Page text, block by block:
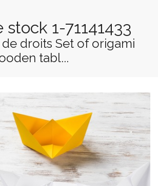
stock 1-71141433
droits Set of origami
tabl...